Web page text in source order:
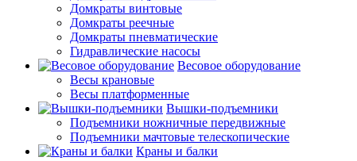
Домкраты винтовые
Домкраты реечные
Домкраты пневматические
Гидравлические насосы
Весовое оборудование
Весы крановые
Весы платформенные
Вышки-подъемники
Подъемники ножничные передвижные
Подъемники мачтовые телескопические
Краны и балки